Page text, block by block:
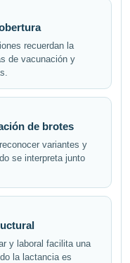
recuerdan la
de vacunación y
de brotes
variantes y
se interpreta junto
y laboral facilita una
la lactancia es